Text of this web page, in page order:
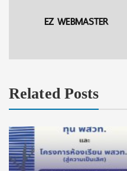
EZ WEBMASTER
Related Posts